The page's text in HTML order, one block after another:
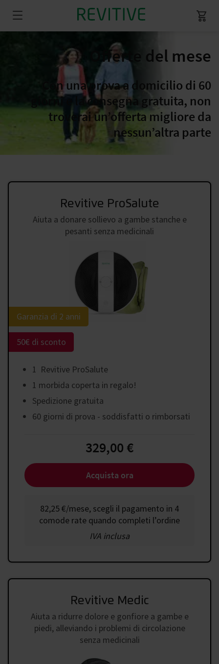
Offerte del mese
Con una prova a domicilio di 60
giorni e la consegna gratuita, non
troverai un’offerta migliore da
nessun’altra parte
Revitive ProSalute
Aiuta a donare sollievo a gambe stanche e
pesanti senza medicinali
Garanzia di 2 anni
50€ di sconto
1 Revitive ProSalute
1 morbida coperta in regalo!
Spedizione gratuita
60 giorni di prova - soddisfatti o rimborsati
329,00 €
Acquista ora
82,25 €/mese, scegli il pagamento in 4
comode rate quando completi l’ordine
IVA inclusa
Revitive Medic
Aiuta a ridurre dolore e gonfiore a gambe e
piedi, alleviando i problemi di circolazione
senza medicinali